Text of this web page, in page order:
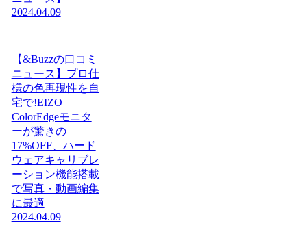
2024.04.09
【&Buzzの口コミ
ニュース】プロ仕
様の色再現性を自
宅で!EIZO
ColorEdgeモニタ
ーが驚きの
17%OFF、ハード
ウェアキャリブレ
ーション機能搭載
で写真・動画編集
に最適
2024.04.09